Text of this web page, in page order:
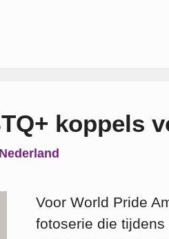
koppels
Voor World Pride
fotoserie die